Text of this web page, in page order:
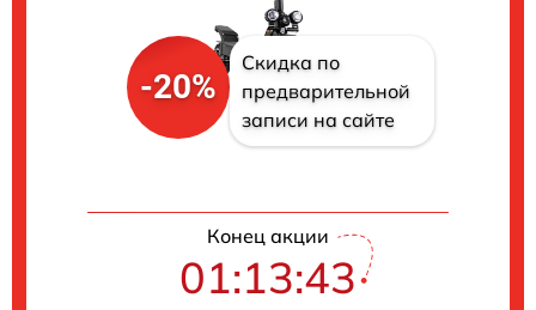
-20%
Скидка по
предварительной
записи на сайте
Конец акции
01:13:42